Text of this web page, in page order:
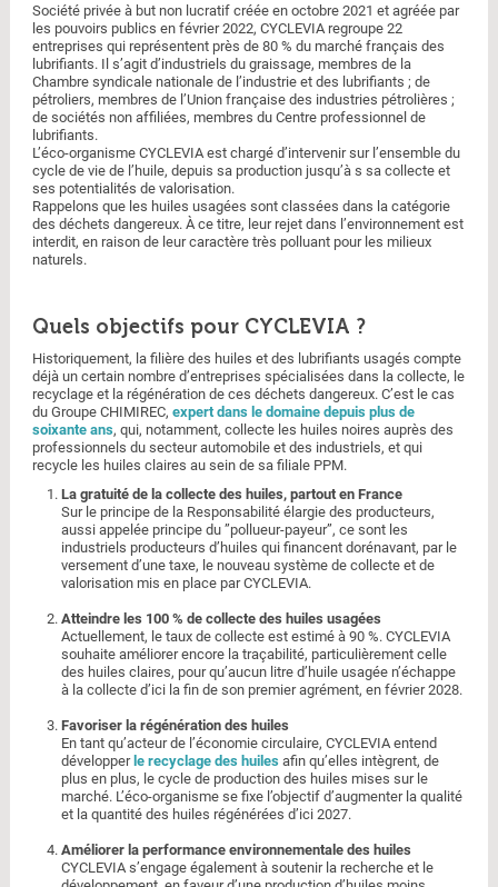
Société privée à but non lucratif créée en octobre 2021 et agréée par
les pouvoirs publics en février 2022, CYCLEVIA regroupe 22
entreprises qui représentent près de 80 % du marché français des
lubrifiants. Il s’agit d’industriels du graissage, membres de la
Chambre syndicale nationale de l’industrie et des lubrifiants ; de
pétroliers, membres de l’Union française des industries pétrolières ;
de sociétés non affiliées, membres du Centre professionnel de
lubrifiants.
L’éco-organisme CYCLEVIA est chargé d’intervenir sur l’ensemble du
cycle de vie de l’huile, depuis sa production jusqu’à s sa collecte et
ses potentialités de valorisation.
Rappelons que les huiles usagées sont classées dans la catégorie
des déchets dangereux. À ce titre, leur rejet dans l’environnement est
interdit, en raison de leur caractère très polluant pour les milieux
naturels.
Quels objectifs pour CYCLEVIA ?
Historiquement, la filière des huiles et des lubrifiants usagés compte
déjà un certain nombre d’entreprises spécialisées dans la collecte, le
recyclage et la régénération de ces déchets dangereux. C’est le cas
du Groupe CHIMIREC, expert dans le domaine depuis plus de
soixante ans, qui, notamment, collecte les huiles noires auprès des
professionnels du secteur automobile et des industriels, et qui
recycle les huiles claires au sein de sa filiale PPM.
La gratuité de la collecte des huiles, partout en France
Sur le principe de la Responsabilité élargie des producteurs,
aussi appelée principe du ”pollueur-payeur”, ce sont les
industriels producteurs d’huiles qui financent dorénavant, par le
versement d’une taxe, le nouveau système de collecte et de
valorisation mis en place par CYCLEVIA.
Atteindre les 100 % de collecte des huiles usagées
Actuellement, le taux de collecte est estimé à 90 %. CYCLEVIA
souhaite améliorer encore la traçabilité, particulièrement celle
des huiles claires, pour qu’aucun litre d’huile usagée n’échappe
à la collecte d’ici la fin de son premier agrément, en février 2028.
Favoriser la régénération des huiles
En tant qu’acteur de l’économie circulaire, CYCLEVIA entend
développer le recyclage des huilesafin qu’elles intègrent, de
plus en plus, le cycle de production des huiles mises sur le
marché. L’éco-organisme se fixe l’objectif d’augmenter la qualité
et la quantité des huiles régénérées d’ici 2027.
Améliorer la performance environnementale des huiles
CYCLEVIA s’engage également à soutenir la recherche et le